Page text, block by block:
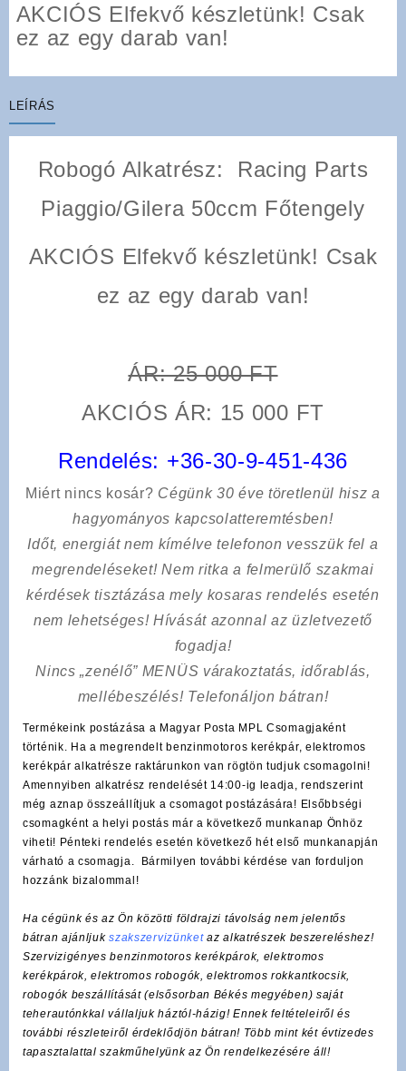
AKCIÓS Elfekvő készletünk! Csak
ez az egy darab van!
LEÍRÁS
Robogó Alkatrész: Racing Parts
Piaggio/Gilera 50ccm Főtengely
AKCIÓS Elfekvő készletünk! Csak
ez az egy darab van!
ÁR: 25 000 FT
AKCIÓS ÁR: 15 000 FT
Rendelés: +36-30-9-451-436
Miért nincs kosár? Cégünk 30 éve töretlenül hisz a
hagyományos kapcsolatteremtésben!
Időt, energiát nem kímélvetelefonon vesszük fel a
megrendeléseket! Nem ritka a felmerülő szakmai
kérdések tisztázása mely kosaras rendelés esetén
nem lehetséges! Hívását azonnal az üzletvezető
fogadja!
Nincs „zenélő” MENÜS várakoztatás, időrablás,
mellébeszélés! Telefonáljon bátran!
Termékeink postázása a Magyar Posta MPL Csomagjaként
történik. Ha a megrendelt benzinmotoros kerékpár, elektromos
kerékpár alkatrésze raktárunkon van rögtön tudjuk csomagolni!
Amennyiben alkatrész rendelését 14:00-ig leadja, rendszerint
még aznap összeállítjuk a csomagot postázására! Elsőbbségi
csomagként a helyi postás már a következő munkanap Önhöz
viheti! Pénteki rendelés esetén következő hét első munkanapján
várható a csomagja. Bármilyen további kérdése van forduljon
hozzánk bizalommal!
Ha cégünk és az Ön közötti földrajzi távolság nem jelentős
bátran ajánljukszakszervizünket az alkatrészek beszereléshez!
Szervizigényes benzinmotoros kerékpárok, elektromos
kerékpárok, elektromos robogók, elektromos rokkantkocsik,
robogók beszállítását (elsősorban Békés megyében) saját
teherautónkkal vállaljuk háztól-házig! Ennek feltételeiről és
további részleteiről érdeklődjön bátran! Több mint két évtizedes
tapasztalattal szakműhelyünk az Ön rendelkezésére áll!